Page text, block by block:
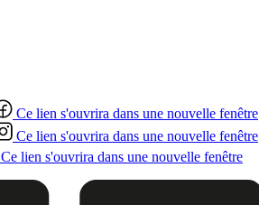
Ce lien s'ouvrira dans une nouvelle fenêtre
Ce lien s'ouvrira dans une nouvelle fenêtre
Ce lien s'ouvrira dans une nouvelle fenêtre